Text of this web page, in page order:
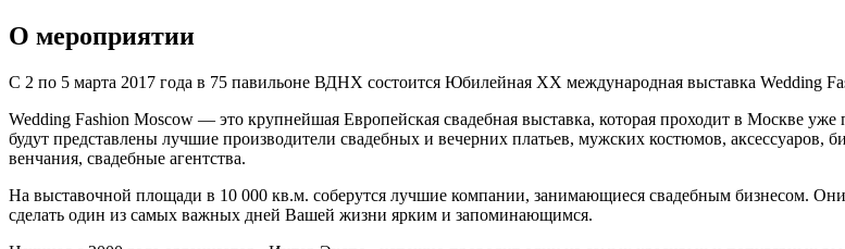
О мероприятии
С 2 по 5 марта 2017 года в 75 павильоне ВДНХ состоится Юбилейная XX международная выставка Wedding
Wedding Fashion Moscow — это крупнейшая Европейская свадебная выставка, которая проходит в Москве
будут представлены лучшие производители свадебных и вечерних платьев, мужских костюмов, аксессуаров,
венчания, свадебные агентства.
На выставочной площади в 10 000 кв.м. соберутся лучшие компании, занимающиеся свадебным бизнесом.
сделать один из самых важных дней Вашей жизни ярким и запоминающимся.